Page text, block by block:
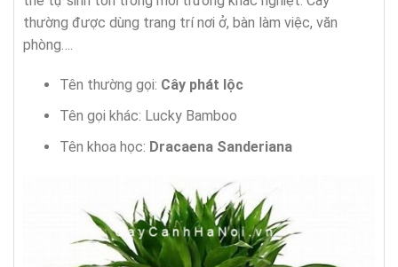
thường được dùng trang trí nơi ở, bàn làm việc, văn
phòng….
Tên thường gọi: Cây phát lộc
Tên gọi khác: Lucky Bamboo
Tên khoa học: Dracaena Sanderiana